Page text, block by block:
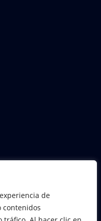
de
contenidos